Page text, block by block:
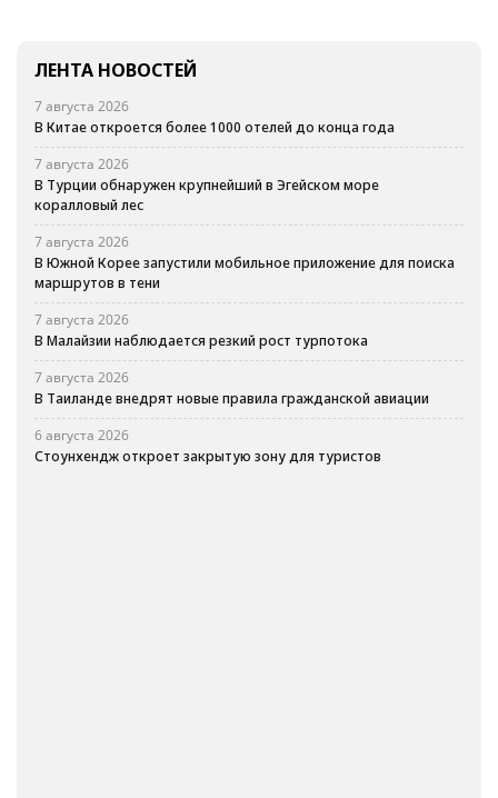
ЛЕНТА НОВОСТЕЙ
7 августа 2026
В Китае откроется более 1000 отелей до конца года
7 августа 2026
В Турции обнаружен крупнейший в Эгейском море
коралловый лес
7 августа 2026
В Южной Корее запустили мобильное приложение для поиска
маршрутов в тени
7 августа 2026
В Малайзии наблюдается резкий рост турпотока
7 августа 2026
В Таиланде внедрят новые правила гражданской авиации
6 августа 2026
Стоунхендж откроет закрытую зону для туристов